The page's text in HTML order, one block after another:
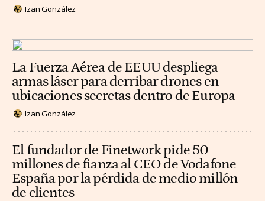
Izan González
La Fuerza Aérea de EEUU despliega
armas láser para derribar drones en
ubicaciones secretas dentro de Europa
Izan González
El fundador de Finetwork pide 50
millones de fianza al CEO de Vodafone
España por la pérdida de medio millón
de clientes